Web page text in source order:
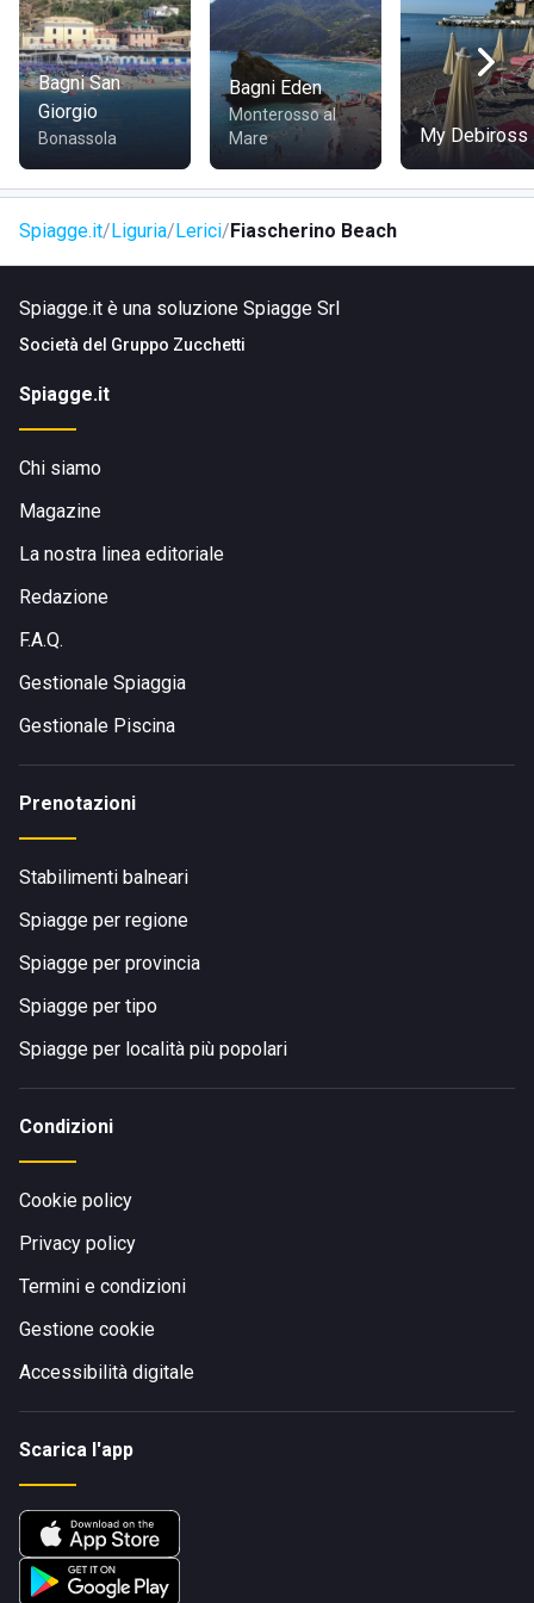
Bagni San
Giorgio
Bonassola
Bagni Eden
Monterosso al
Mare
My Debiross
Spiagge.it Liguria Lerici Fiascherino Beach
Spiagge.it è una soluzione Spiagge Srl
Società del Gruppo Zucchetti
Spiagge.it
Chi siamo
Magazine
La nostra linea editoriale
Redazione
F.A.Q.
Gestionale Spiaggia
Gestionale Piscina
Prenotazioni
Stabilimenti balneari
Spiagge per regione
Spiagge per provincia
Spiagge per tipo
Spiagge per località più popolari
Condizioni
Cookie policy
Privacy policy
Termini e condizioni
Gestione cookie
Accessibilità digitale
Scarica l'app